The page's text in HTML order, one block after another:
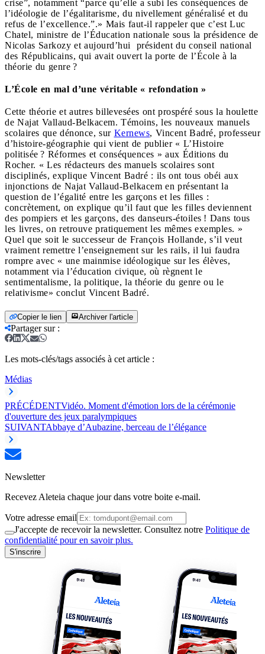
crise”, notamment “parce qu’elle a subi les conséquences de
l’idéologie de l’égalitarisme, du nivellement généralisé et du
refus de l’excellence.”.» Mais faut-il rappeler que c’est Luc
Chatel, ministre de l’Éducation nationale sous la présidence de
Nicolas Sarkozy et aujourd’hui président du conseil national
des Républicains, qui avait ouvert la porte de l’École à la
théorie du genre ?
L’École en mal d’une véritable « refondation »
Cette théorie et autres billevesées ont prospéré sous la houlette
de Najat Vallaud-Belkacem. Témoins, les nouveaux manuels
scolaires que dénonce, sur Kernews, Vincent Badré, professeur
d’histoire-géographie qui vient de publier « L’Histoire
politisée ? Réformes et conséquences » aux Éditions du
Rocher. « Les rédacteurs des manuels scolaires sont
disciplinés, explique Vincent Badré : ils ont tous obéi aux
injonctions de Najat Vallaud-Belkacem en présentant la
question de l’égalité entre les garçons et les filles :
concrètement, on explique qu’il faut que les filles deviennent
des pompiers et les garçons, des danseurs-étoiles ! Dans tous
les livres, on retrouve pratiquement les mêmes exemples. »
Quel que soit le successeur de François Hollande, s’il veut
vraiment remettre l’enseignement sur les rails, il lui faudra
rompre avec « une mainmise idéologique sur les élèves,
notamment via l’éducation civique, où règnent le
sentimentalisme, la politique, la théorie du genre ou le
relativisme» conclut Vincent Badré.
Copier le lien Archiver l'article
Partager sur:
Les mots-clés/tags associés à cet article :
Médias
PRÉCÉDENTVidéo. Moment d'émotion lors de la cérémonie
d'ouverture des jeux paralympiques
SUIVANTAbbaye d’Aubazine, berceau de l’élégance
Newsletter
Recevez Aleteia chaque jour dans votre boite e-mail.
Votre adresse email
J'accepte de recevoir la newsletter. Consultez notre Politique de
confidentialité pour en savoir plus.
S'inscrire